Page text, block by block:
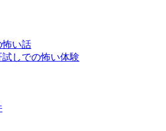
怖い話
しでの怖い体験